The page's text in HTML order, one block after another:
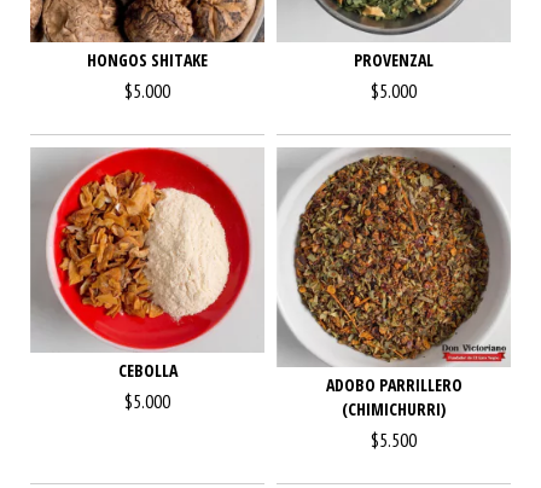
HONGOS SHITAKE
$5.000
PROVENZAL
$5.000
CEBOLLA
$5.000
ADOBO PARRILLERO
(CHIMICHURRI)
$5.500